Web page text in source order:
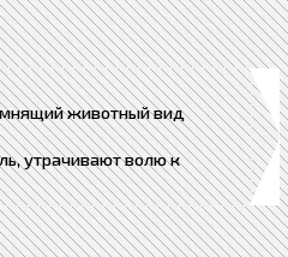
животный вид
утрачивают волю к